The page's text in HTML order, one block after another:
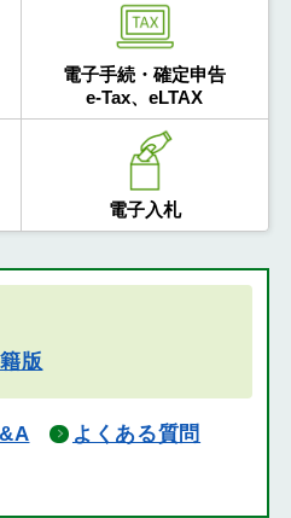
電子手続・確定申告
e-Tax、eLTAX
電子入札
版
よくある質問